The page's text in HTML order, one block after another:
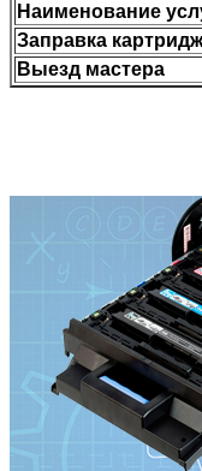
Наименование
Заправка
Выезд мастера